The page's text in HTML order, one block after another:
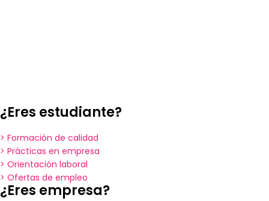
¿Eres estudiante?
> Formación de calidad
> Prácticas en empresa
> Orientación laboral
> Ofertas de empleo
¿Eres empresa?